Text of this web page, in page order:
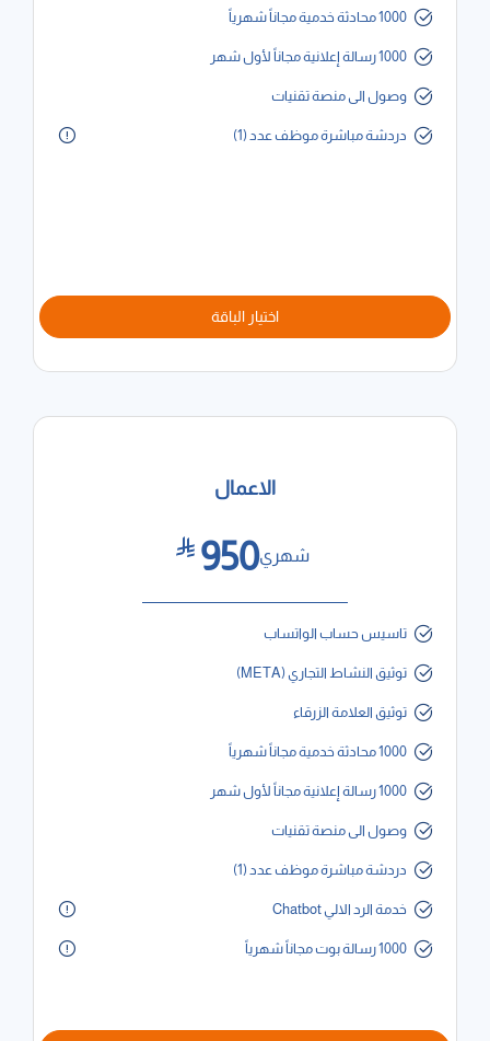
1000 محادثة خدمية مجاناً شهرياً
1000 رسالة إعلانية مجاناً لأول شهر
وصول الى منصة تقنيات
دردشة مباشرة موظف عدد (1)
اختيار الباقة
الاعمال
شهري950
تاسيس حساب الواتساب
توثيق النشاط التجاري (META)
توثيق العلامة الزرقاء
1000 محادثة خدمية مجاناً شهرياً
1000 رسالة إعلانية مجاناً لأول شهر
وصول الى منصة تقنيات
دردشة مباشرة موظف عدد (1)
خدمة الرد الالي Chatbot
1000 رسالة بوت مجاناً شهرياً